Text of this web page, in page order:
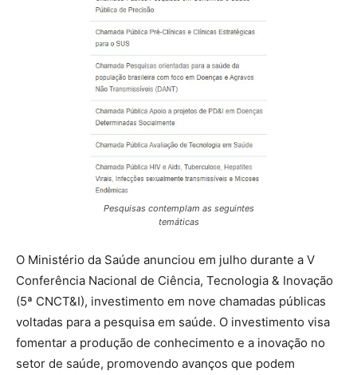
Pesquisas contemplam as seguintes
temáticas
O Ministério da Saúde anunciou em julho durante a V
Conferência Nacional de Ciência, Tecnologia & Inovação
(5ª CNCT&I), investimento em nove chamadas públicas
voltadas para a pesquisa em saúde. O investimento visa
fomentar a produção de conhecimento e a inovação no
setor de saúde, promovendo avanços que podem